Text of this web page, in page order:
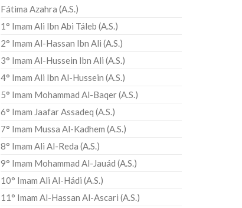
Fátima Azahra (A.S.)
1° Imam Ali Ibn Abi Táleb (A.S.)
2° Imam Al-Hassan Ibn Ali (A.S.)
3° Imam Al-Hussein Ibn Ali (A.S.)
4° Imam Ali Ibn Al-Hussein (A.S.)
5° Imam Mohammad Al-Baqer (A.S.)
6° Imam Jaafar Assadeq (A.S.)
7° Imam Mussa Al-Kadhem (A.S.)
8° Imam Ali Al-Reda (A.S.)
9° Imam Mohammad Al-Jauád (A.S.)
10° Imam Ali Al-Hádi (A.S.)
11° Imam Al-Hassan Al-Ascari (A.S.)